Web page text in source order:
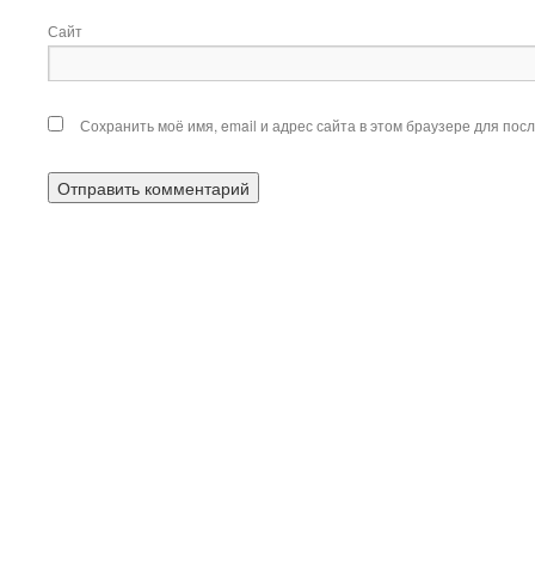
Сайт
Сохранить моё имя, email и адрес сайта в этом браузере для